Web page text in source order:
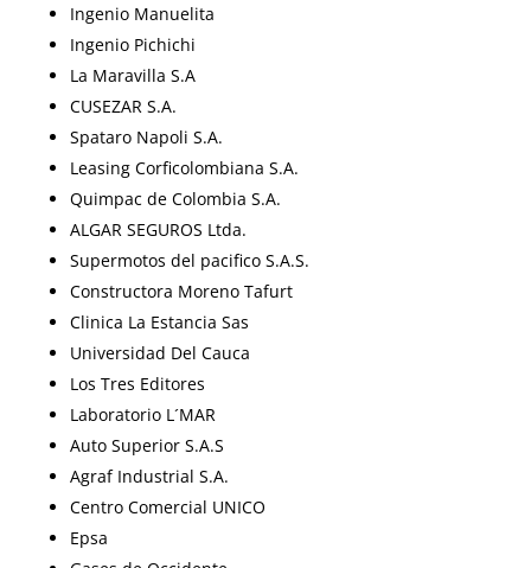
Ingenio Manuelita
Ingenio Pichichi
La Maravilla S.A
CUSEZAR S.A.
Spataro Napoli S.A.
Leasing Corficolombiana S.A.
Quimpac de Colombia S.A.
ALGAR SEGUROS Ltda.
Supermotos del pacifico S.A.S.
Constructora Moreno Tafurt
Clinica La Estancia Sas
Universidad Del Cauca
Los Tres Editores
Laboratorio L´MAR
Auto Superior S.A.S
Agraf Industrial S.A.
Centro Comercial UNICO
Epsa